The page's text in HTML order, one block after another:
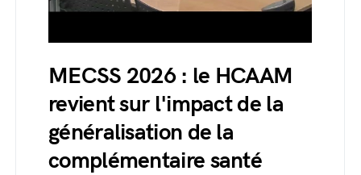
MECSS 2026 : le HCAAM
revient sur l'impact de la
généralisation de la
complémentaire santé